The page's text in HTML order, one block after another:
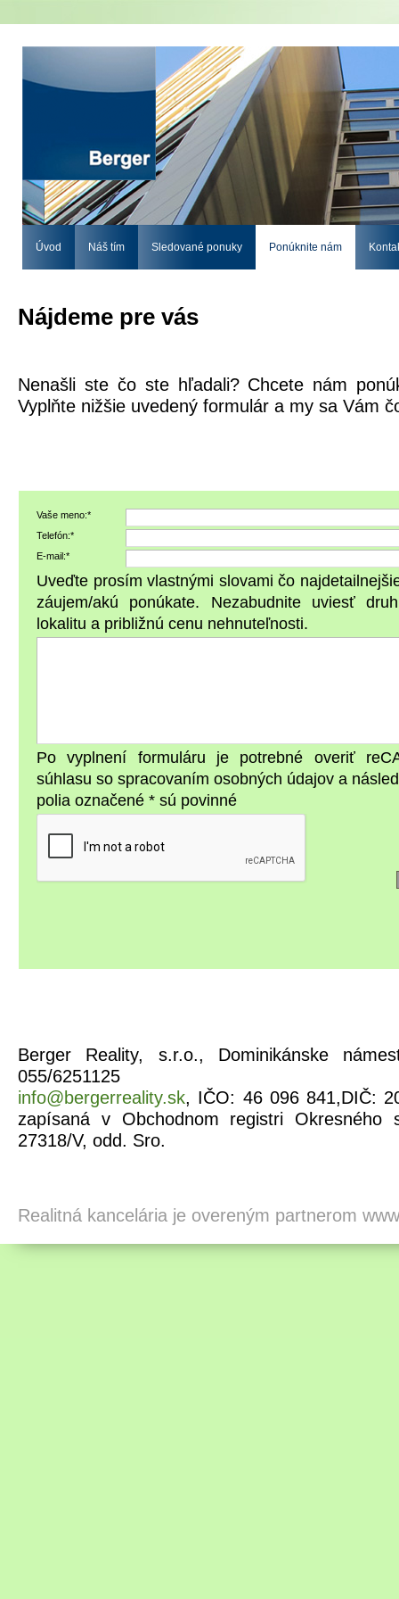
Úvod Náš tím Sledované ponuky Ponúknite nám
Nájdeme pre vás
Nenašli ste čo ste hľadali? Chcete nám
Vyplňte nižšie uvedený formulár a my sa Vám
Vaše meno:*
Telefón:*
E-mail:*
Uveďte prosím vlastnými slovami čo
záujem/akú ponúkate. Nezabudnite uviesť
lokalitu a približnú cenu nehnuteľnosti.
Po vyplnení formuláru je potrebné overiť
súhlasu so spracovaním osobných údajov a
polia označené * sú povinné
Berger Reality, s.r.o., Dominikánske
055/6251125
info@bergerreality.sk, IČO: 46 096 841,DIČ:
zapísaná v Obchodnom registri
27318/V, odd. Sro.
Realitná kancelária je overeným partnerom